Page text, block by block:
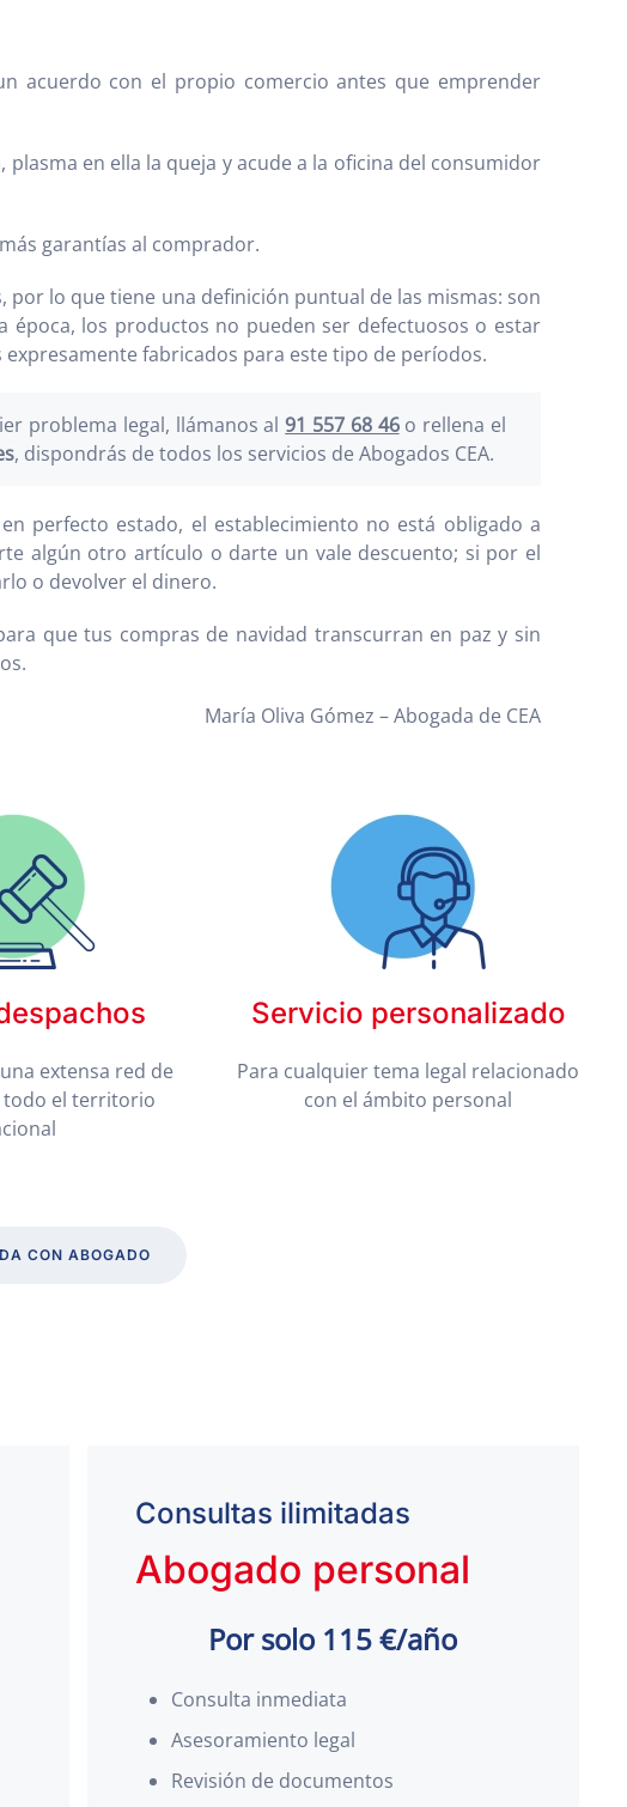
acuerdo con el propio comercio antes que emprender
en ella la queja y acude a la oficina del consumidor
garantías al comprador.
lo que tiene una definición puntual de las mismas: son
los productos no pueden ser defectuosos o estar
fabricados para este tipo de períodos.
problema legal, llámanos al 91 557 68 46o rellena el
, dispondrás de todos los servicios de Abogados CEA.
perfecto estado, el establecimiento no está obligado a
algún otro artículo o darte un vale descuento; si por el
o devolver el dinero.
que tus compras de navidad transcurran en paz y sin
María Oliva Gómez – Abogada de CEA
extensa red de
todo el territorio
Servicio personalizado
Para cualquier tema legal relacionado
con el ámbito personal
CON ABOGADO
Consultas ilimitadas
Abogado personal
Por solo 115 €/año
Consulta inmediata
Asesoramiento legal
Revisión de documentos